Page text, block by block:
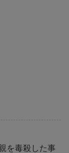
を毒殺した事